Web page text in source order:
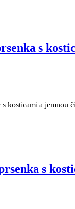
s
kosticami a jemnou
s